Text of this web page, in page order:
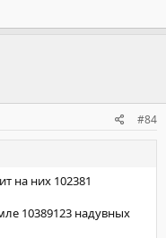
#84
на них 102381
10389123 надувных